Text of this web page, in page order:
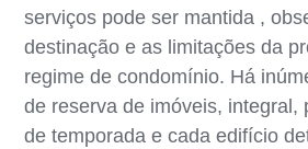
serviços pode ser mantida ,
destinação e as limitações da
regime de condomínio. Há
de reserva de imóveis, integral,
de temporada e cada edifício